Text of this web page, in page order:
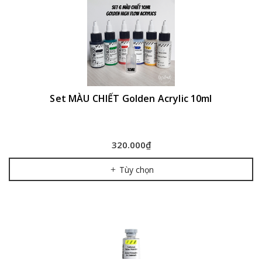
Set MÀU CHIẾT Golden Acrylic 10ml
320.000₫
Tùy chọn